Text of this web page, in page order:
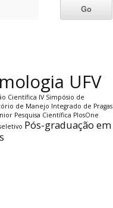
UFV
Científica IV Simpósio de
de Manejo Integrado de Pragas
Pesquisa Científica PlosOne
Pós-graduação em